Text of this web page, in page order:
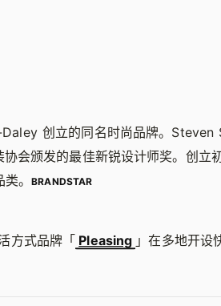
创立的同名时尚品牌。
会颁发的最佳新锐设计师奖。创立
类。BRANDSTAR
方式品牌「 Pleasing 」在多地开设